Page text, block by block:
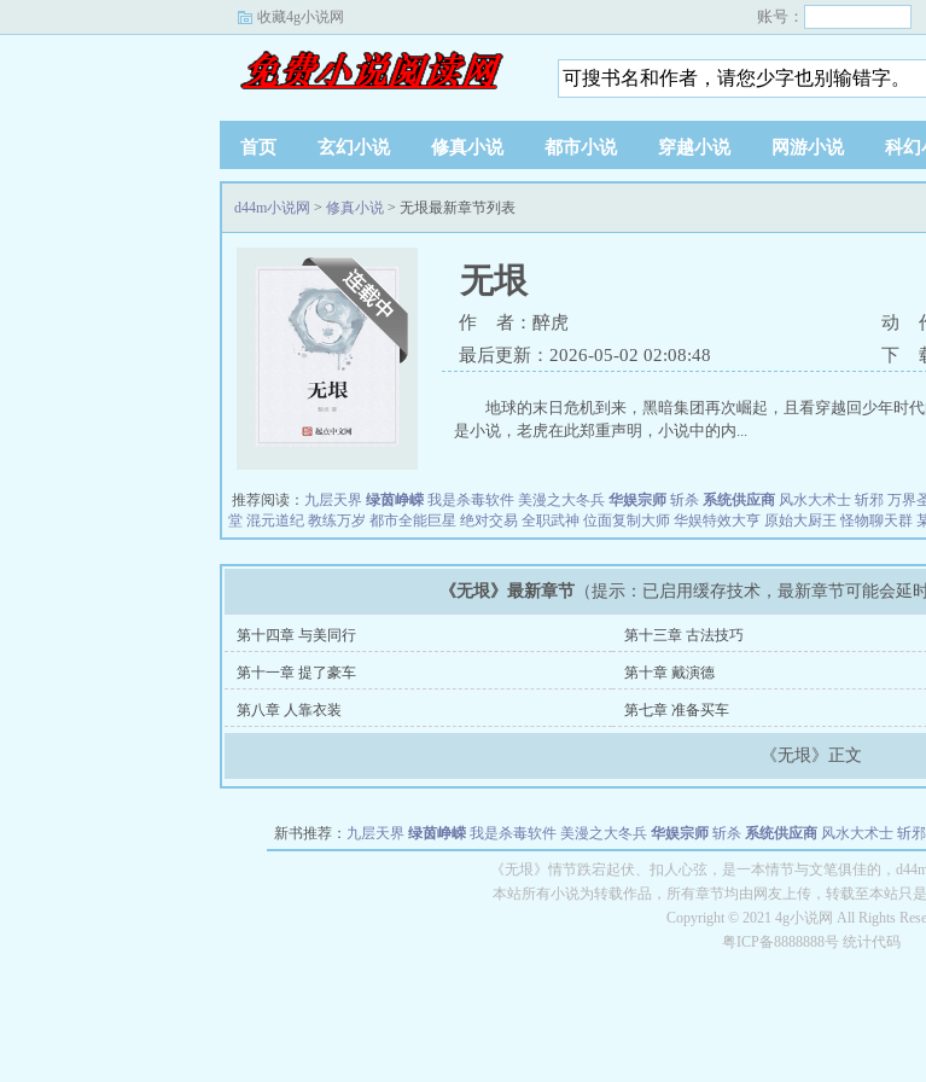
收藏4g小说网 账号：
首页 玄幻小说 修真小说 都市小说 穿越小说 网游小说 科幻
d44m小说网 > 修真小说 > 无垠最新章节列表
无垠
作 者：醉虎 动
最后更新：2026-05-02 02:08:48
下
地球的末日危机到来，黑暗集团再次崛起，且看穿越回少年
是小说，老虎在此郑重声明，小说中的内...
推荐阅读： 九层天界 绿茵峥嵘 我是杀毒软件 美漫之大冬兵 华娱宗师 斩杀 系统供应商 风水大术士 斩邪 万界
堂 混元道纪 教练万岁 都市全能巨星 绝对交易 全职武神 位面复制大师 华娱特效大亨 原始大厨王 怪物聊天群
《无垠》最新章节 （提示：已启用缓存技术，最新章节可能会延
第十四章 与美同行 第十三章 古法技巧
第十一章 提了豪车 第十章 戴演德
第八章 人靠衣装 第七章 准备买车
《无垠》正文
新书推荐： 九层天界 绿茵峥嵘 我是杀毒软件 美漫之大冬兵 华娱宗师 斩杀 系统供应商 风水大术士 斩邪
都市全能巨星 绝对交易 全职武神 位面复制大师 华娱特效大亨 原始
长别打脸
《无垠》情节跌宕起伏、扣人心弦，是一本情节与文笔俱佳的，
本站所有小说为转载作品，所有章节均由网友上传，转载至本站只
Copyright © 2021 4g小说网 All Rights
粤ICP备8888888号 统计代码